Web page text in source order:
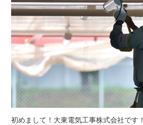
初めまして！大東電気工事株式会社です！